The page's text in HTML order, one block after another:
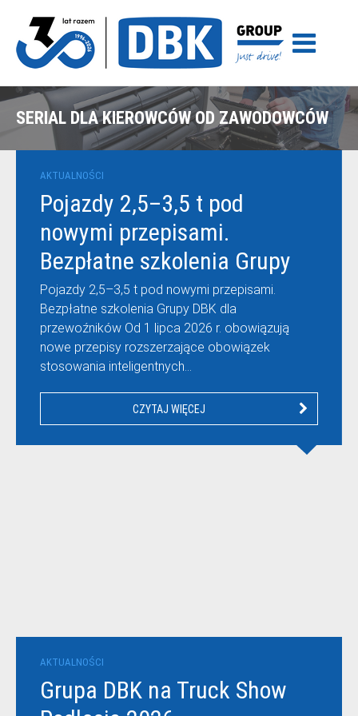
SERIAL DLA KIEROWCÓW OD ZAWODOWCÓW
AKTUALNOŚCI
Pojazdy 2,5–3,5 t pod
nowymi przepisami.
Bezpłatne szkolenia Grupy
DBK dla przewoźników
Pojazdy 2,5–3,5 t pod nowymi przepisami.
Bezpłatne szkolenia Grupy DBK dla
przewoźników Od 1 lipca 2026 r. obowiązują
nowe przepisy rozszerzające obowiązek
stosowania inteligentnych…
CZYTAJ WIĘCEJ
AKTUALNOŚCI
Grupa DBK na Truck Show